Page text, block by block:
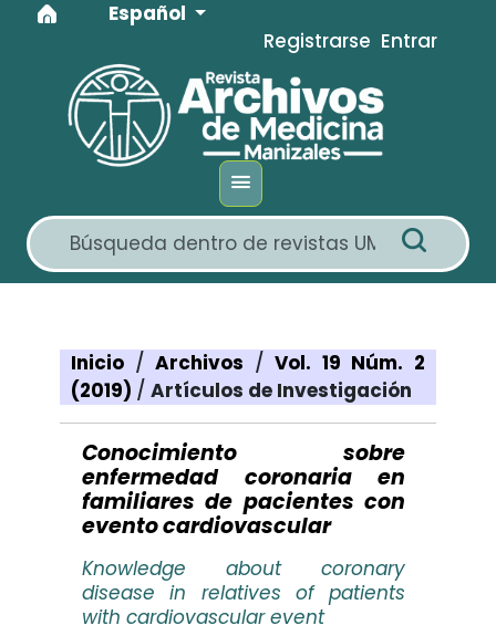
Ir al menú de navegación principal
Ir al contenido principal
Ir al pie de página del sitio
Idioma
Español
Registrarse Entrar
Inicio / Archivos / Vol. 19 Núm. 2
(2019) / Artículos de Investigación
Conocimiento sobre
enfermedad coronaria en
familiares de pacientes con
evento cardiovascular
Knowledge about coronary
disease in relatives of patients
with cardiovascular event